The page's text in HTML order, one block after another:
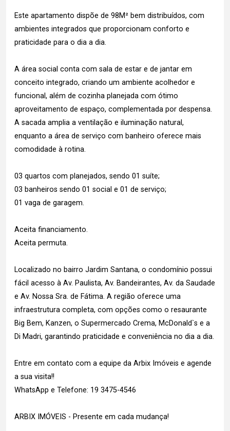
Este apartamento dispõe de 98M² bem distribuídos, com
ambientes integrados que proporcionam conforto e
praticidade para o dia a dia.
A área social conta com sala de estar e de jantar em
conceito integrado, criando um ambiente acolhedor e
funcional, além de cozinha planejada com ótimo
aproveitamento de espaço, complementada por despensa.
A sacada amplia a ventilação e iluminação natural,
enquanto a área de serviço com banheiro oferece mais
comodidade à rotina.
03 quartos com planejados, sendo 01 suíte;
03 banheiros sendo 01 social e 01 de serviço;
01 vaga de garagem.
Aceita financiamento.
Aceita permuta.
Localizado no bairro Jardim Santana, o condomínio possui
fácil acesso à Av. Paulista, Av. Bandeirantes, Av. da Saudade
e Av. Nossa Sra. de Fátima. A região oferece uma
infraestrutura completa, com opções como o resaurante
Big Bem, Kanzen, o Supermercado Crema, McDonald`s e a
Di Madri, garantindo praticidade e conveniência no dia a dia.
Entre em contato com a equipe da Arbix Imóveis e agende
a sua visita!!
WhatsApp e Telefone: 19 3475-4546
ARBIX IMÓVEIS - Presente em cada mudança!